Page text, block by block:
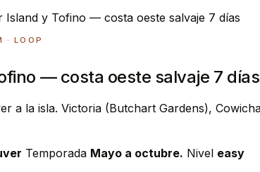
Island y Tofino — costa oeste salvaje 7 días
· LOOP
— costa oeste salvaje 7 días
a la isla. Victoria (Butchart Gardens),
Temporada Mayo a octubre. Nivel easy